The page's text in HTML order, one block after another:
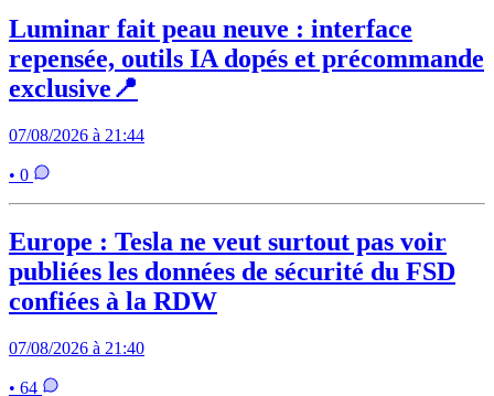
Luminar fait peau neuve : interface
repensée, outils IA dopés et précommande
exclusive📍
07/08/2026 à 21:44
• 0
Europe : Tesla ne veut surtout pas voir
publiées les données de sécurité du FSD
confiées à la RDW
07/08/2026 à 21:40
• 64